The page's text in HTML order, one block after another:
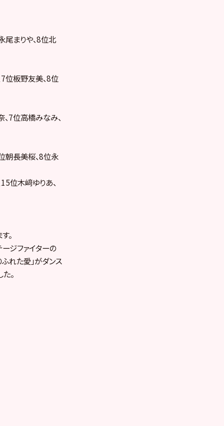
尾まりや、8位北
位板野友美、8位
7位高橋みなみ、
朝長美桜、8位永
位木﨑ゆりあ、
。
ジファイターの
れた愛」がダンス
。